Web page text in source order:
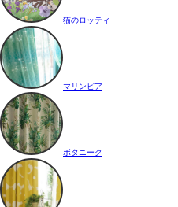
猫のロッティ
マリンピア
ボタニーク